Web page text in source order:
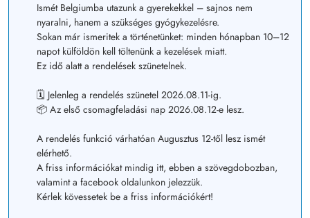
Ismét Belgiumba utazunk a gyerekekkel – sajnos nem
nyaralni, hanem a szükséges gyógykezelésre.
Sokan már ismeritek a történetünket: minden hónapban 10–12
napot külföldön kell töltenünk a kezelések miatt.
Ez idő alatt a rendelések szünetelnek.
🗓️ Jelenleg a rendelés szünetel 2026.08.11-ig.
📦 Az első csomagfeladási nap 2026.08.12-e lesz.
A rendelés funkció várhatóan Augusztus 12-től lesz ismét
elérhető.
A friss információkat mindig itt, ebben a szövegdobozban,
valamint a facebook oldalunkon jelezzük.
Kérlek kövessetek be a friss információkért!